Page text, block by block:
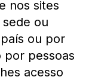
nos sites
ou
ou por
por pessoas
acesso